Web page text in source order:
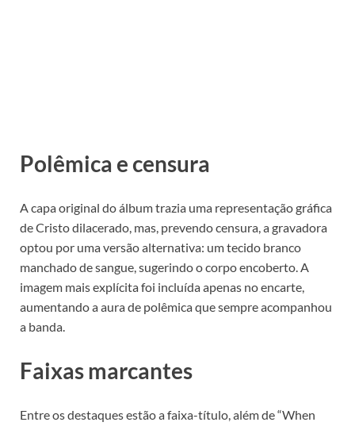
Polêmica e censura
A capa original do álbum trazia uma representação gráfica
de Cristo dilacerado, mas, prevendo censura, a gravadora
optou por uma versão alternativa: um tecido branco
manchado de sangue, sugerindo o corpo encoberto. A
imagem mais explícita foi incluída apenas no encarte,
aumentando a aura de polêmica que sempre acompanhou
a banda.
Faixas marcantes
Entre os destaques estão a faixa-título, além de “When